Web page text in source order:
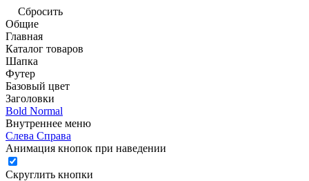
Сбросить
Общие
Главная
Каталог товаров
Шапка
Футер
Базовый цвет
Заголовки
Bold Normal
Внутреннее меню
Слева Справа
Анимация кнопок при наведении
Скруглить кнопки